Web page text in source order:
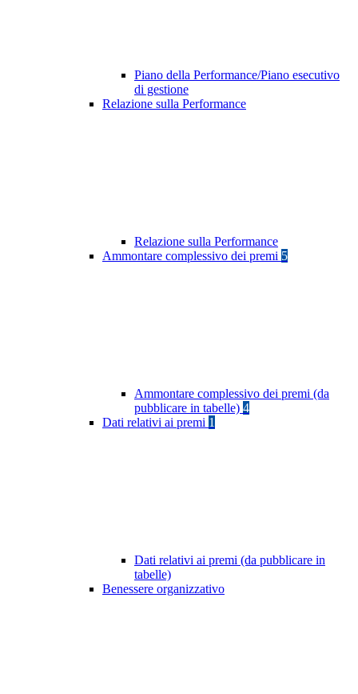
Piano della Performance/Piano esecutivo
di gestione
Relazione sulla Performance
Relazione sulla Performance
Ammontare complessivo dei premi 5
Ammontare complessivo dei premi (da
pubblicare in tabelle) 4
Dati relativi ai premi 1
Dati relativi ai premi (da pubblicare in
tabelle)
Benessere organizzativo